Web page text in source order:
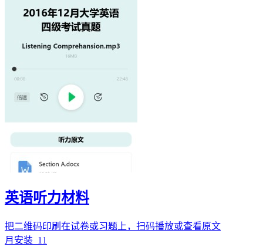
英语听力材料
把二维码印刷在试卷或习题上，扫码播放或查看原文
月安装 11